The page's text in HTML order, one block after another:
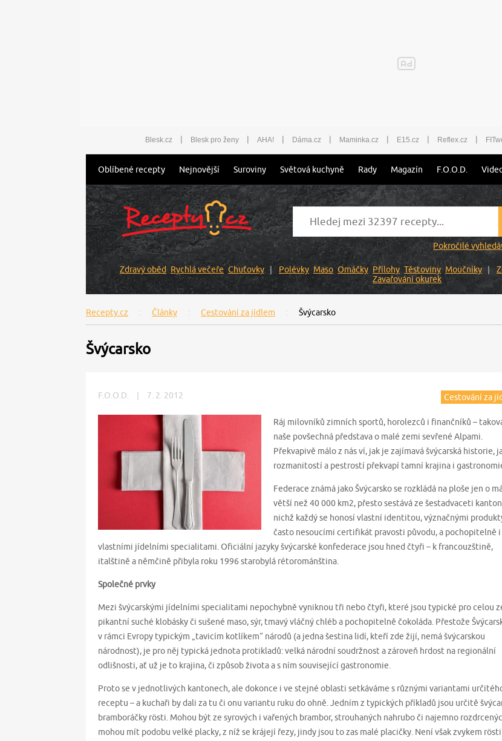
Blesk.cz | Blesk pro ženy | AHA! | Dáma.cz | Maminka.cz | E15.cz | Reflex.cz |
Oblíbené recepty Nejnovější Suroviny Světová kuchyně Rady Magazín F.O.O.D.
Pokročilé
Zdravý oběd Rychlá večeře Chuťovky Polévky Maso Omáčky Přílohy Těstoviny Moučníky
Zavařování okurek
Recepty.cz Články Cestování za jídlem Švýcarsko
Švýcarsko
F.O.O.D. 7. 2. 2012 Cestování za
Ráj milovníků zimních sportů, horolezců i finančníků –
naše povšechná představa o malé zemi sevřené Alpami.
Překvapivě málo z nás ví, jak je zajímavá švýcarská historie,
rozmanitostí a pestrostí překvapí tamní krajina i
Federace známá jako Švýcarsko se rozkládá na ploše jen o
větší než 40 000 km2, přesto sestává ze šestadvaceti
nichž každý se honosí vlastní identitou, význačnými
často nesoucími certifikát pravosti původu, a pochopitelně i
vlastními jídelními specialitami. Oficiální jazyky švýcarské konfederace jsou hned čtyři – k francouzštině,
italštině a němčině přibyla roku 1996 starobylá rétorománština.
Společné prvky
Mezi švýcarskými jídelními specialitami nepochybně vyniknou tři nebo čtyři, které jsou typické pro celou
pikantní suché klobásky či sušené maso, sýr, tmavý vláčný chléb a pochopitelně čokoláda. Přestože
v rámci Evropy typickým „tavicím kotlíkem“ národů (a jedna šestina lidí, kteří zde žijí, nemá švýcarskou
národnost), je pro něj typická jednota protikladů: velká národní soudržnost a zároveň hrdost na regionální
odlišnosti, ať už je to krajina, či způsob života a s ním související gastronomie.
Proto se v jednotlivých kantonech, ale dokonce i ve stejné oblasti setkáváme s různými variantami
receptu – a kuchaři by dali za tu či onu variantu ruku do ohně. Jedním z typických příkladů jsou určitě
bramboráčky rösti. Mohou být ze syrových i vařených brambor, strouhaných nahrubo či najemno
mohou mít podobu velké placky, z níž se krájejí řezy, jindy jsou to zas malé placičky. Není však zvykem rösti